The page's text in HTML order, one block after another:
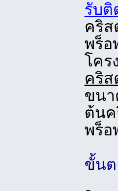
รับติ
คริ
พร็อ
โค
คริ
ขนา
ต้น
พร็อ
ขั้นต